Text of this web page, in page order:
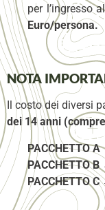
per l’ingresso
Euro/persona.
NOTA
Il costo dei diversi
dei 14 anni
PACCHETTO
PACCHETTO B
PACCHETTO C